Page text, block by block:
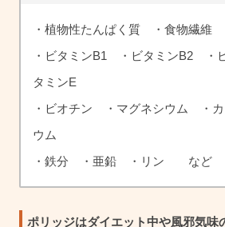
・植物性たんぱく質 ・食物繊維
・ビタミンB1 ・ビタミンB2 ・
タミンE
・ビオチン ・マグネシウム ・
ウム
・鉄分 ・亜鉛 ・リン など
ポリッジはダイエット中や風邪気味